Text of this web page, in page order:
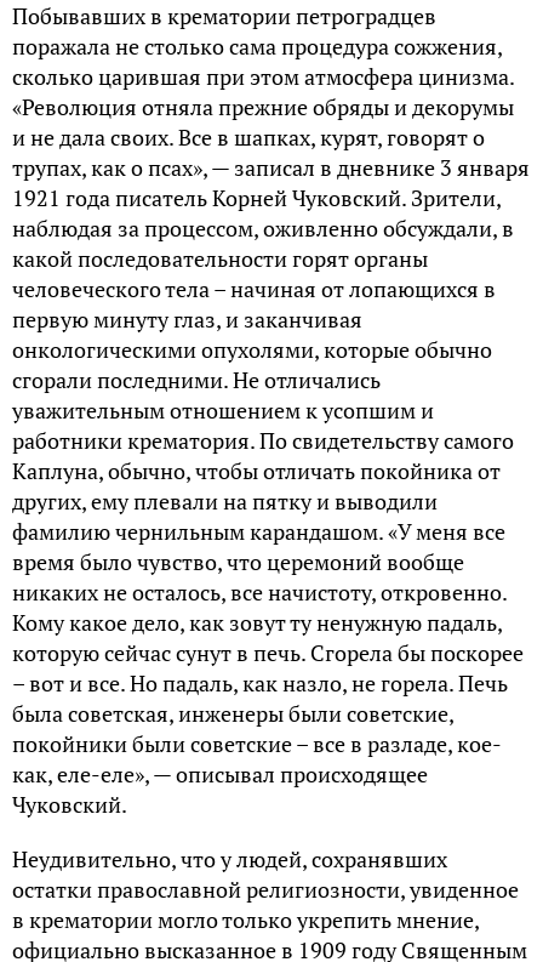
Побывавших в крематории петроградцев
поражала не столько сама процедура сожжения,
сколько царившая при этом атмосфера цинизма.
«Революция отняла прежние обряды и декорумы
и не дала своих. Все в шапках, курят, говорят о
трупах, как о псах», — записал в дневнике 3 января
1921 года писатель Корней Чуковский. Зрители,
наблюдая за процессом, оживленно обсуждали, в
какой последовательности горят органы
человеческого тела – начиная от лопающихся в
первую минуту глаз, и заканчивая
онкологическими опухолями, которые обычно
сгорали последними. Не отличались
уважительным отношением к усопшим и
работники крематория. По свидетельству самого
Каплуна, обычно, чтобы отличать покойника от
других, ему плевали на пятку и выводили
фамилию чернильным карандашом. «У меня все
время было чувство, что церемоний вообще
никаких не осталось, все начистоту, откровенно.
Кому какое дело, как зовут ту ненужную падаль,
которую сейчас сунут в печь. Сгорела бы поскорее
– вот и все. Но падаль, как назло, не горела. Печь
была советская, инженеры были советские,
покойники были советские – все в разладе, кое-
как, еле-еле», — описывал происходящее
Чуковский.
Неудивительно, что у людей, сохранявших
остатки православной религиозности, увиденное
в крематории могло только укрепить мнение,
официально высказанное в 1909 году Священным